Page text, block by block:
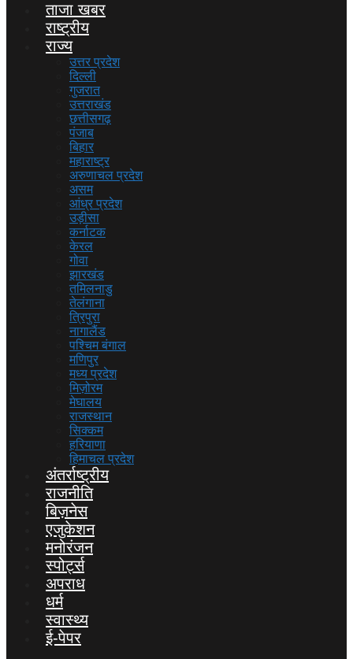
ताजा खबर
राष्ट्रीय
राज्य
उत्तर प्रदेश
दिल्ली
गुजरात
उत्तराखंड
छत्तीसगढ़
पंजाब
बिहार
महाराष्ट्र
अरुणाचल प्रदेश
असम
आंध्र प्रदेश
उड़ीसा
कर्नाटक
केरल
गोवा
झारखंड
तमिलनाडु
तेलंगाना
त्रिपुरा
नागालैंड
पश्चिम बंगाल
मणिपुर
मध्य प्रदेश
मिज़ोरम
मेघालय
राजस्थान
सिक्कम
हरियाणा
हिमाचल प्रदेश
अंतर्राष्ट्रीय
राजनीति
बिज़नेस
एजुकेशन
मनोरंजन
स्पोर्ट्स
अपराध
धर्म
स्वास्थ्य
ई-पेपर